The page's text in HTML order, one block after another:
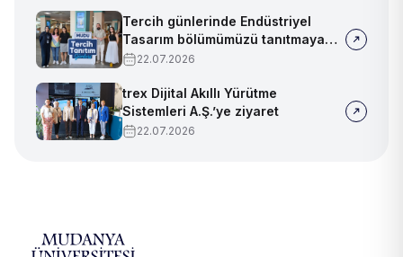
Tercih günlerinde Endüstriyel
Tasarım bölümümüzü tanıtmaya
devam ediyoruz!
22.07.2026
trex Dijital Akıllı Yürütme
Sistemleri A.Ş.’ye ziyaret
22.07.2026